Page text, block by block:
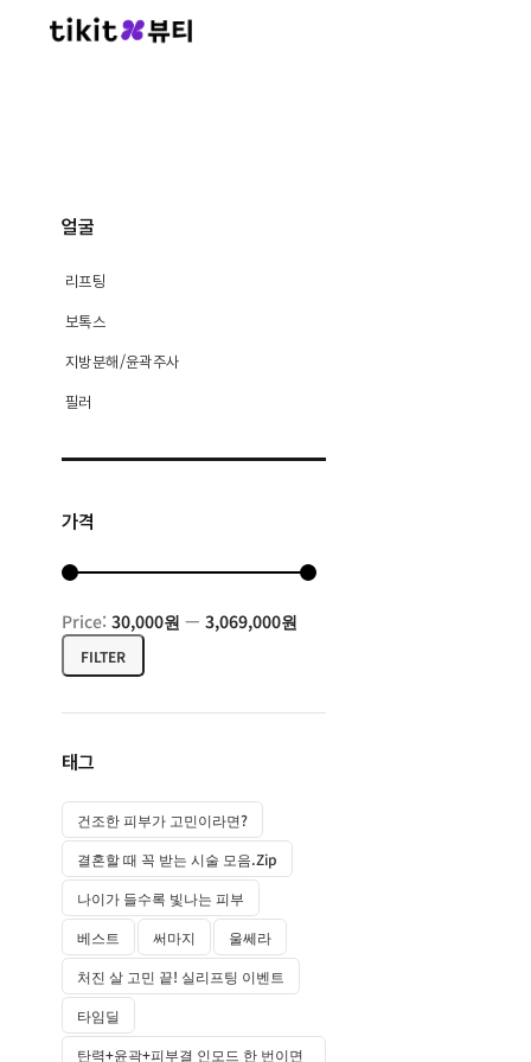
얼굴
리프팅
보톡스
지방분해/윤곽주사
필러
가격
FILTER
Price: 30,000원 — 3,069,000원
태그
건조한 피부가 고민이라면?
결혼할 때 꼭 받는 시술 모음.zip
나이가 들수록 빛나는 피부
베스트
써마지
울쎄라
처진 살 고민 끝! 실리프팅 이벤트
타임딜
탄력+윤곽+피부결 인모드 한 번이면